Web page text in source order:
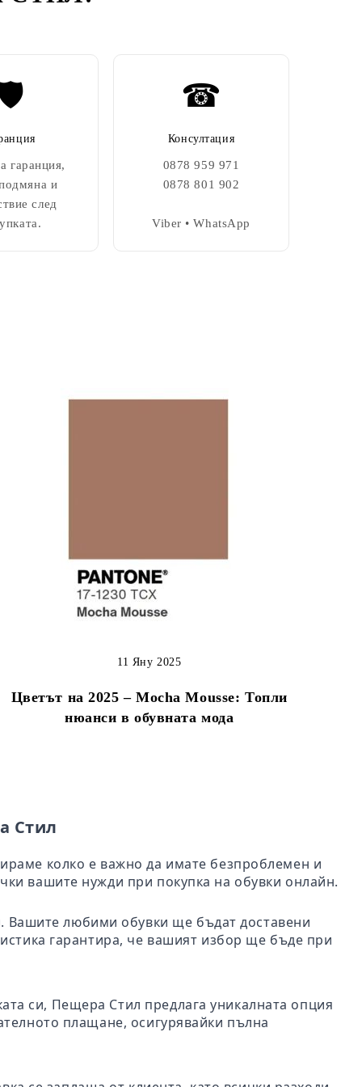
гаранция,
и
след
☎
Консултация
0878 959 971
0878 801 902
Viber • WhatsApp
Цветът на 2025 – Mocha Mousse: Топли
нюанси в обувната мода
11 Яну 2025
Стил
колко е важно да имате безпроблемен и
вашите нужди при покупка на обувки онлайн.
Вашите любими обувки ще бъдат доставени
гарантира, че вашият избор ще бъде при
си, Пещера Стил предлага уникалната опция
плащане, осигурявайки пълна